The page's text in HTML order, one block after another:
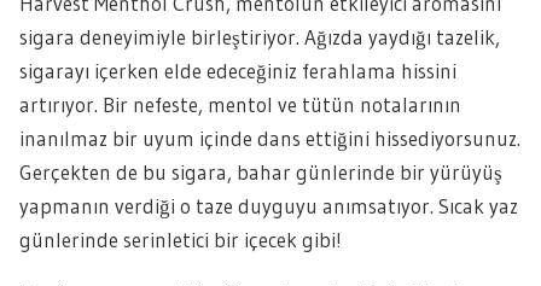
sigara deneyimiyle birleştiriyor. Ağızda yaydığı tazelik,
sigarayı içerken elde edeceğiniz ferahlama hissini
artırıyor. Bir nefeste, mentol ve tütün notalarının
inanılmaz bir uyum içinde dans ettiğini hissediyorsunuz.
Gerçekten de bu sigara, bahar günlerinde bir yürüyüş
yapmanın verdiği o taze duyguyu anımsatıyor. Sıcak yaz
günlerinde serinletici bir içecek gibi!